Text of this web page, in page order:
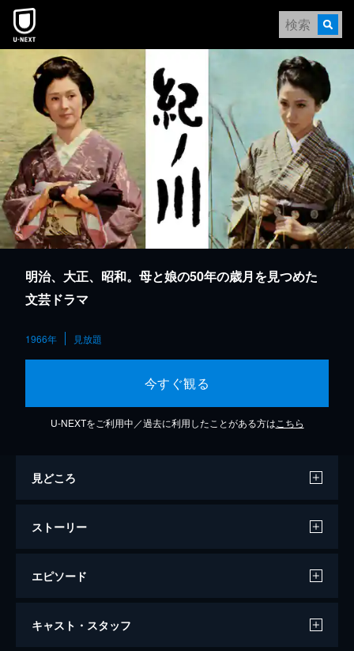
本文へスキップ
明治、大正、昭和。母と娘の50年の歳月を見つめた
文芸ドラマ
1966年 見放題
今すぐ観る
U-NEXTをご利用中／過去に利用したことがある方は こちら
見どころ
ストーリー
エピソード
紀ノ川
キャスト・スタッフ